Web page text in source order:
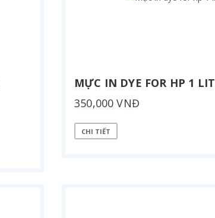
MỰC IN DYE FOR HP 1 LIT
350,000 VNĐ
CHI TIẾT